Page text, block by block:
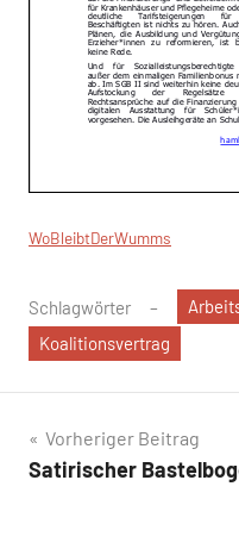
WoBleibtDerWumms
Schlagwörter
Koalitionsvertrag
Vorheriger Beitrag
Satirischer